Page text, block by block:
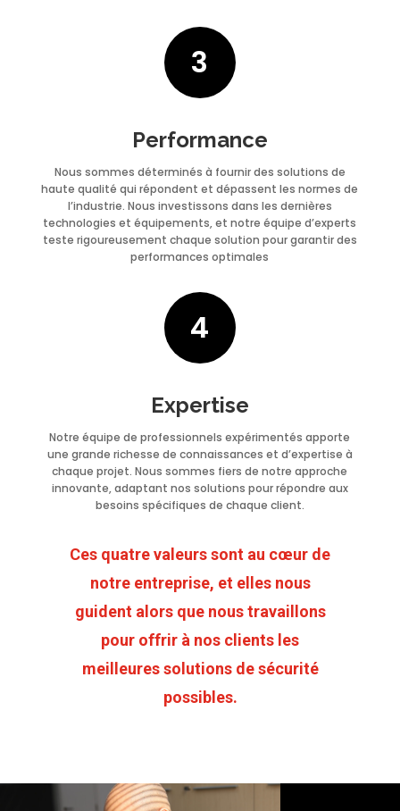
3
Performance
Nous sommes déterminés à fournir des solutions de
haute qualité qui répondent et dépassent les normes de
l’industrie. Nous investissons dans les dernières
technologies et équipements, et notre équipe d’experts
teste rigoureusement chaque solution pour garantir des
performances optimales
4
Expertise
Notre équipe de professionnels expérimentés apporte
une grande richesse de connaissances et d’expertise à
chaque projet. Nous sommes fiers de notre approche
innovante, adaptant nos solutions pour répondre aux
besoins spécifiques de chaque client.
Ces quatre valeurs sont au cœur de
notre entreprise, et elles nous
guident alors que nous travaillons
pour offrir à nos clients les
meilleures solutions de sécurité
possibles.